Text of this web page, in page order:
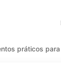
práticos